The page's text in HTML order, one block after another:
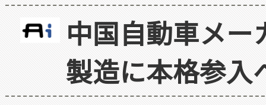
中国自動車メ
製造に本格参入